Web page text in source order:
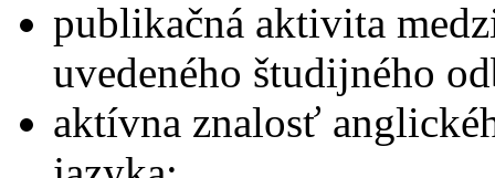
publikačná aktivita
uvedeného študijného
aktívna znalosť